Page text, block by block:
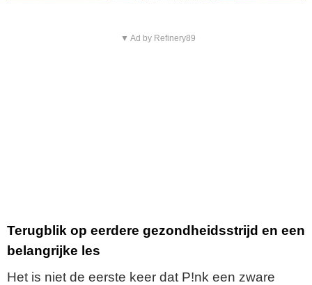
▼ Ad by Refinery89
Terugblik op eerdere gezondheidsstrijd en een
belangrijke les
Het is niet de eerste keer dat P!nk een zware